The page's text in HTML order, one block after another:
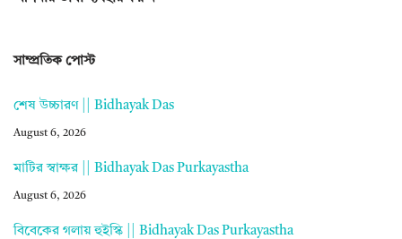
সাম্প্রতিক পোস্ট
শেষ উচ্চারণ || Bidhayak Das
August 6, 2026
মাটির স্বাক্ষর || Bidhayak Das Purkayastha
August 6, 2026
বিবেকের গলায় হুইস্কি || Bidhayak Das Purkayastha